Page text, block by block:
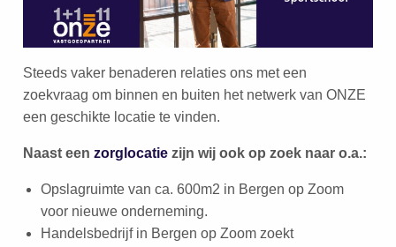
Steeds vaker benaderen relaties ons met een
zoekvraag om binnen en buiten het netwerk van ONZE
een geschikte locatie te vinden.
Naast een zorglocatie zijn wij ook op zoek naar o.a.:
Opslagruimte van ca. 600m2 in Bergen op Zoom
voor nieuwe onderneming.
Handelsbedrijf in Bergen op Zoom zoekt